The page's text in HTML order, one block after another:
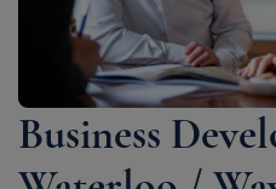
Business